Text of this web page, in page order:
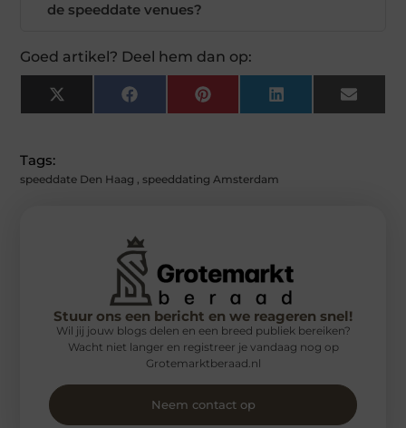
de speeddate venues?
Goed artikel? Deel hem dan op:
X
(Twitter)
FacebookPinterest LinkedIn Email
Tags:
speeddate Den Haag ,speeddating Amsterdam
Stuur ons een bericht en we reageren snel!
Wil jij jouw blogs delen en een breed publiek bereiken?
Wacht niet langer en registreer je vandaag nog op
Grotemarktberaad.nl
Neem contact op